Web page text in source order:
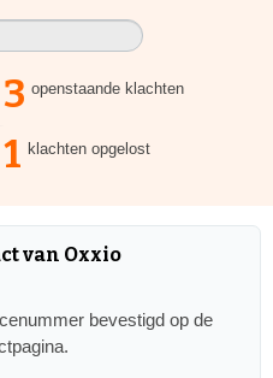
3 openstaande klachten
1 klachten opgelost
van Oxxio
bevestigd op de